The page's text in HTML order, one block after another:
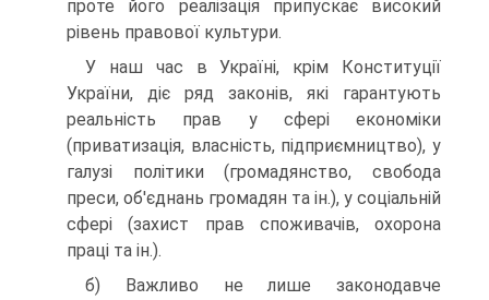
проте його реалізація припускає високий
рівень правової культури.
У наш час в Україні, крім Конституції
України, діє ряд законів, які гарантують
реальність прав у сфері економіки
(приватизація, власність, підприємництво), у
галузі політики (громадянство, свобода
преси, об'єднань громадян та ін.), у соціальній
сфері (захист прав споживачів, охорона
праці та ін.).
б) Важливо не лише законодавче